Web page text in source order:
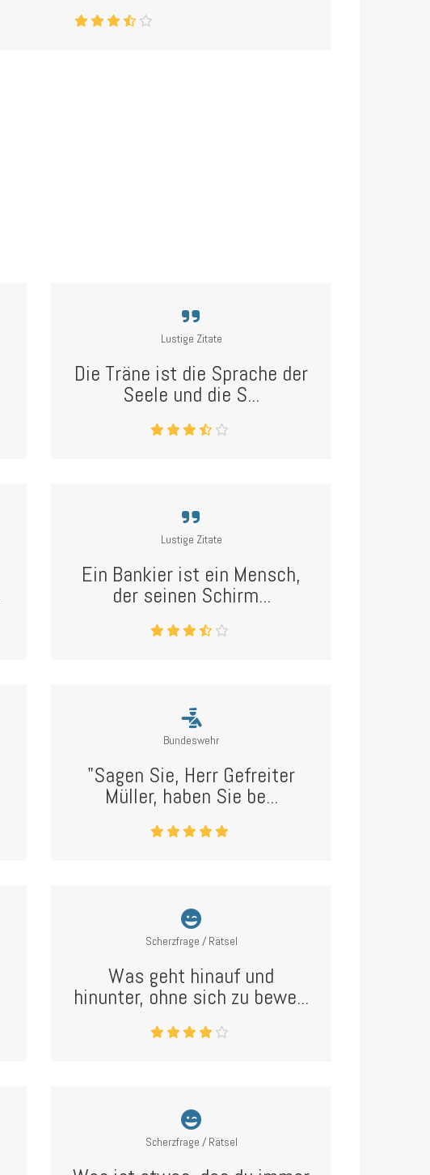
Lustige Zitate
Die Träne ist die Sprache der
Seele und die S...
Lustige Zitate
Ein Bankier ist ein Mensch,
der seinen Schirm...
Bundeswehr
"Sagen Sie, Herr Gefreiter
Müller, haben Sie be...
Scherzfrage / Rätsel
Was geht hinauf und
hinunter, ohne sich zu bewe...
Scherzfrage / Rätsel